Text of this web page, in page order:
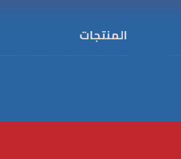
المنتجات